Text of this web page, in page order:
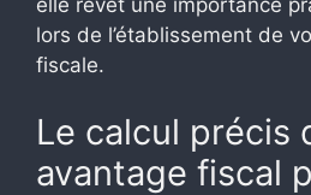
elle revêt une importance
lors de l’établissement de
fiscale.
Le calcul précis
avantage fiscal